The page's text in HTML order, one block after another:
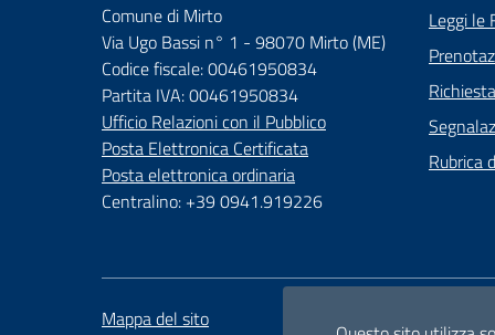
Comune di Mirto
Via Ugo Bassi n° 1 - 98070 Mirto (ME)
Codice fiscale: 00461950834
Partita IVA: 00461950834
Ufficio Relazioni con il Pubblico
Posta Elettronica Certificata
Posta elettronica ordinaria
Centralino: +39 0941.919226
Leggi le
Rubrica
Mappa del sito